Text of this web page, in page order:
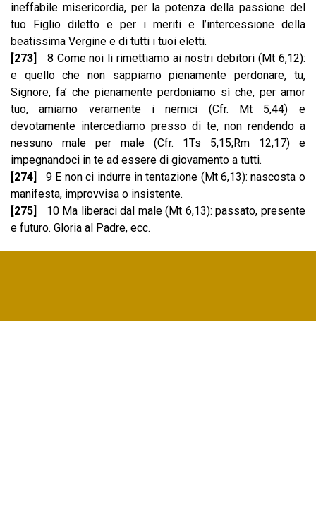
ineffabile misericordia, per la potenza della passione del
tuo Figlio diletto e per i meriti e l’intercessione della
beatissima Vergine e di tutti i tuoi eletti.
[273] 8 Come noi li rimettiamo ai nostri debitori (Mt 6,12):
e quello che non sappiamo pienamente perdonare, tu,
Signore, fa’ che pienamente perdoniamo sì che, per amor
tuo, amiamo veramente i nemici (Cfr. Mt 5,44) e
devotamente intercediamo presso di te, non rendendo a
nessuno male per male (Cfr. 1Ts 5,15;Rm 12,17) e
impegnandoci in te ad essere di giovamento a tutti.
[274]9 E non ci indurre in tentazione (Mt 6,13): nascosta o
manifesta, improvvisa o insistente.
[275] 10 Ma liberaci dal male (Mt 6,13): passato, presente
e futuro. Gloria al Padre, ecc.